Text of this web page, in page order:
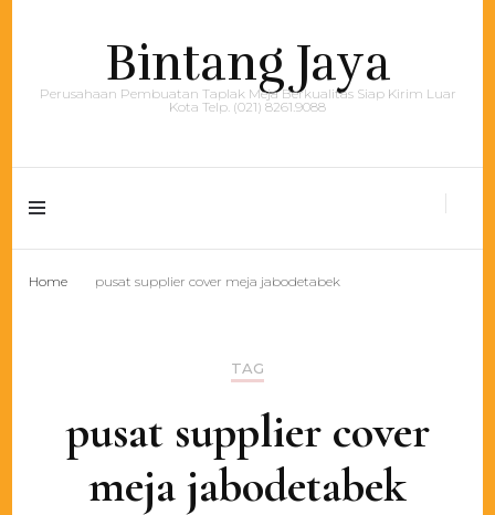
Bintang Jaya
Perusahaan Pembuatan Taplak Meja Berkualitas Siap Kirim Luar
Kota Telp. (021) 8261.9088
Home pusat supplier cover meja jabodetabek
TAG
pusat supplier cover
meja jabodetabek